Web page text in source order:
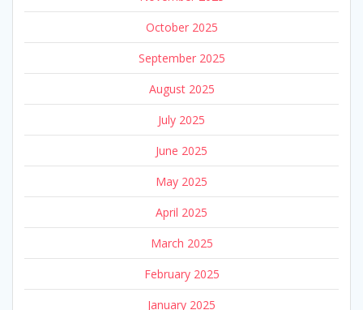
October 2025
September 2025
August 2025
July 2025
June 2025
May 2025
April 2025
March 2025
February 2025
January 2025